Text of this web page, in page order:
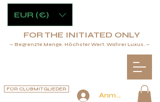
Anmelden
FÜR CLUBMITGLIEDER
FOR THE INITIATED ONLY
— Begrenzte Menge. Höchster Wert. Wahrer Luxus. —
EUR (€)